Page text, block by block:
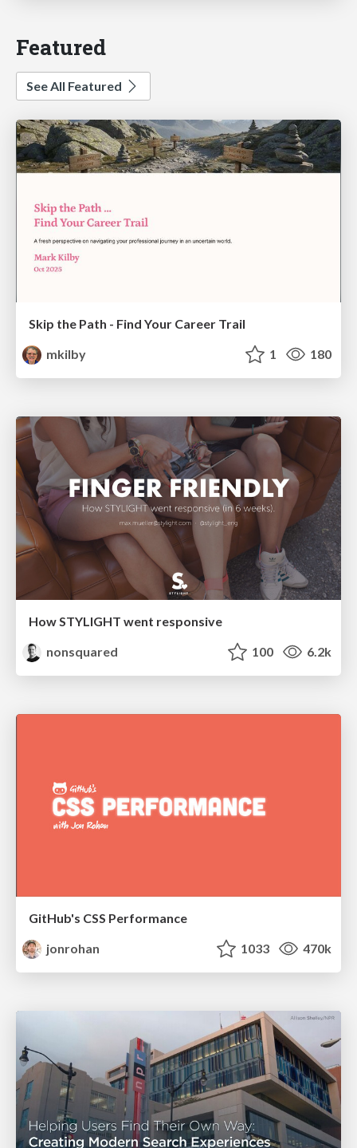
Featured
See All Featured
Skip the Path - Find Your Career Trail
mkilby
1 180
How STYLIGHT went responsive
nonsquared
100 6.2k
GitHub's CSS Performance
jonrohan
1033 470k